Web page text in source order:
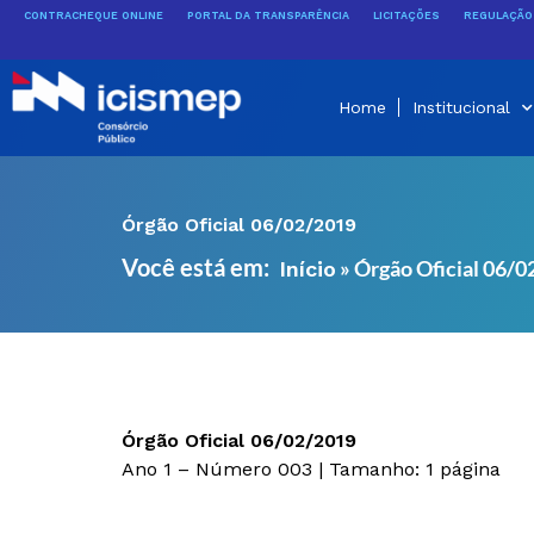
conteúdo
CONTRACHEQUE ONLINE PORTAL DA TRANSPARÊNCIA LICITAÇÕES
Home Institucional
Órgão Oficial 06/02/2019
Você está em: Início »Órgão Oficial 06/
Órgão Oficial 06/02/2019
Ano 1 – Número 003 | Tamanho: 1 página